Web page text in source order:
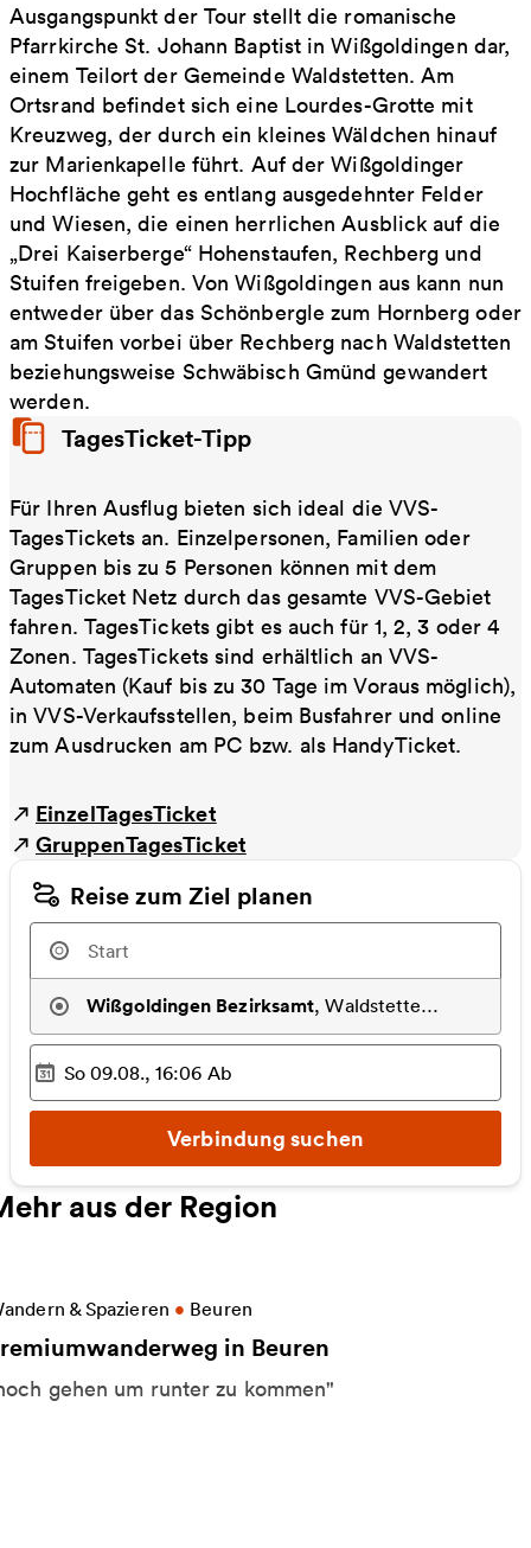
Ausgangspunkt der Tour stellt die romanische
Pfarrkirche St. Johann Baptist in Wißgoldingen dar,
einem Teilort der Gemeinde Waldstetten. Am
Ortsrand befindet sich eine Lourdes-Grotte mit
Kreuzweg, der durch ein kleines Wäldchen hinauf
zur Marienkapelle führt. Auf der Wißgoldinger
Hochfläche geht es entlang ausgedehnter Felder
und Wiesen, die einen herrlichen Ausblick auf die
„Drei Kaiserberge“ Hohenstaufen, Rechberg und
Stuifen freigeben. Von Wißgoldingen aus kann nun
entweder über das Schönbergle zum Hornberg oder
am Stuifen vorbei über Rechberg nach Waldstetten
beziehungsweise Schwäbisch Gmünd gewandert
werden.
TagesTicket-Tipp
Für Ihren Ausflug bieten sich ideal die VVS-
TagesTickets an. Einzelpersonen, Familien oder
Gruppen bis zu 5 Personen können mit dem
TagesTicket Netz durch das gesamte VVS-Gebiet
fahren. TagesTickets gibt es auch für 1, 2, 3 oder 4
Zonen. TagesTickets sind erhältlich an VVS-
Automaten (Kauf bis zu 30 Tage im Voraus möglich),
in VVS-Verkaufsstellen, beim Busfahrer und online
zum Ausdrucken am PC bzw. als HandyTicket.
EinzelTagesTicket
GruppenTagesTicket
Reise zum Ziel planen
Wißgoldingen Bezirksamt,Waldstetten (Kr AA)
Ausgewählter Zeitpunkt
So 09.08., 16:06 Ab
Verbindung suchen
aus der Region
& Spazieren • Beuren
in Beuren
gehen um runter zu kommen"
Informationen zu Premiumwanderweg in